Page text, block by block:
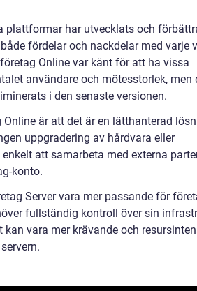
plattformar har utvecklats och
fördelar och nackdelar med varje
Online var känt för att ha vissa
användare och mötesstorlek, men
i den senaste versionen.
är att det är en lätthanterad
uppgradering av hårdvara eller
att samarbeta med externa
konto.
Server vara mer passande för
fullständig kontroll över sin
kan vara mer krävande och